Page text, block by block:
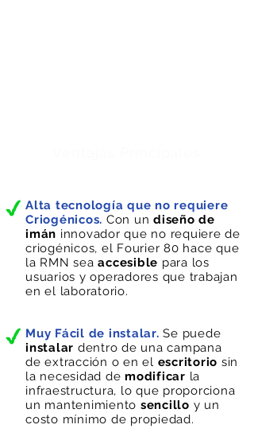
Alta tecnología que no requiere
Criogénicos. Con un diseño de
imán innovador que no requiere de
criogénicos, el Fourier 80 hace que
la RMN seaaccesible para los
usuarios y operadores que trabajan
en el laboratorio.
Muy Fácil de instalar. Se puede
instalar dentro de una campana
de extracción o en el escritorio sin
la necesidad de modificar la
infraestructura, lo que proporciona
un mantenimiento sencillo y un
costo mínimo de propiedad.